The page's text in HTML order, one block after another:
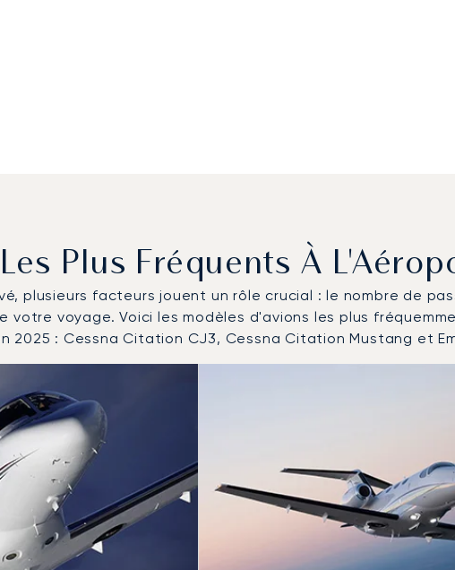
Les Plus Fréquents À
plusieurs facteurs jouent un rôle crucial : le nombre de
votre voyage. Voici les modèles d'avions les plus
2025 : Cessna Citation CJ3, Cessna Citation Mustang et
: Les 3 modèles d'aéronefs les plus fréquentés en nombre
d'aéronef
(nœuds) Autonomie (km)